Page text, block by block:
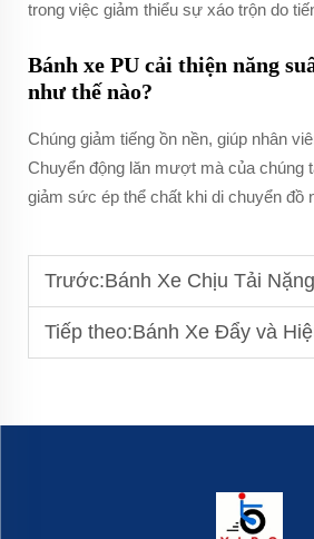
trong việc giảm thiểu sự xáo trộn do
Bánh xe PU cải thiện năng
như thế nào?
Chúng giảm tiếng ồn nền, giúp nhân
Chuyển động lăn mượt mà của chúng
giảm sức ép thể chất khi di chuyển đồ
Trước:Bánh Xe Chịu Tải Nặng cho Xe Đẩy: Xử Lý
Tiếp theo:Bánh Xe Đẩy và Hiệu Suất Năng